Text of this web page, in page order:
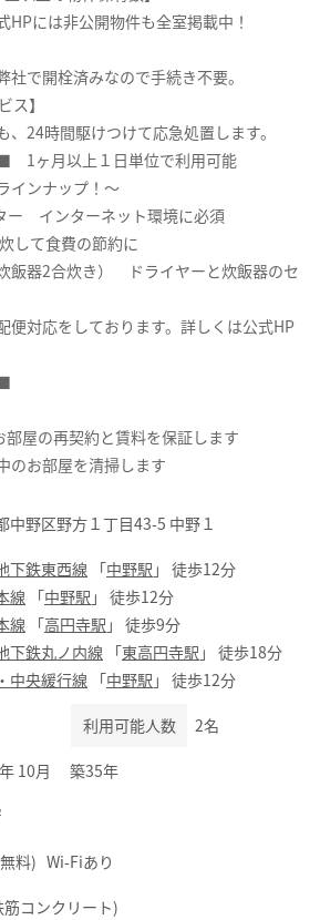
HPには非公開物件も全室掲載中！
社で開栓済みなので手続き不要。
ス】
、24時間駆けつけて応急処置します。
1ヶ月以上１日単位で利用可能
インナップ！～
ー インターネット環境に必須
て食費の節約に
飯器2合炊き） ドライヤーと炊飯器のセ
便対応をしております。詳しくは公式HP
屋の再契約と賃料を保証します
お部屋を清掃します
中野区野方１丁目43-5 中野１
下鉄東西線 「中野駅 」 徒歩12分
線 「中野駅 」 徒歩12分
線 「高円寺駅 」 徒歩9分
下鉄丸ノ内線 「東高円寺駅 」 徒歩18分
中央緩行線 「中野駅 」 徒歩12分
利用可能人数 2名
10月 築35年
料) Wi-Fiあり
筋コンクリート)